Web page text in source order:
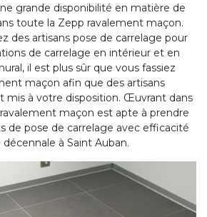
grande disponibilité en matière de
toute la Zepp ravalement maçon.
des artisans pose de carrelage pour
de carrelage en intérieur et en
il est plus sûr que vous fassiez
maçon afin que des artisans
mis à votre disposition. Œuvrant dans
maçon est apte à prendre
de pose de carrelage avec efficacité
à Saint Auban.